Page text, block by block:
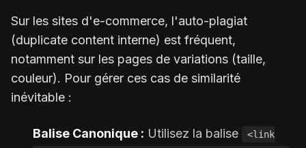
Sur les sites d'e-commerce, l'auto-plagiat
(duplicate content interne) est fréquent,
notamment sur les pages de variations (taille,
couleur). Pour gérer ces cas de similarité
inévitable :
Balise Canonique : Utilisez la balise
<link